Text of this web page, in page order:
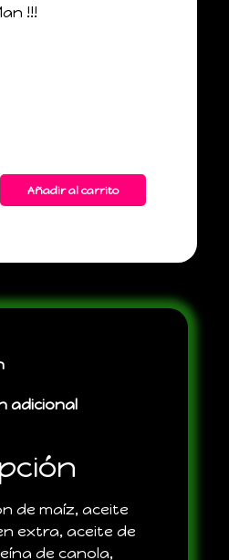
!!!
Añadir al carrito
adicional
de maíz, aceite
extra, aceite de
de canola,